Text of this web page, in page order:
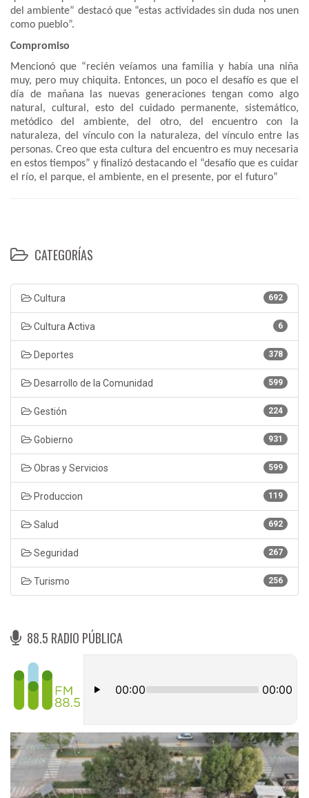
del ambiente” destacó que “estas actividades sin duda nos unen
como pueblo”.
Compromiso
Mencionó que “recién veíamos una familia y había una niña
muy, pero muy chiquita. Entonces, un poco el desafío es que el
día de mañana las nuevas generaciones tengan como algo
natural, cultural, esto del cuidado permanente, sistemático,
metódico del ambiente, del otro, del encuentro con la
naturaleza, del vínculo con la naturaleza, del vínculo entre las
personas. Creo que esta cultura del encuentro es muy necesaria
en estos tiempos” y finalizó destacando el “desafío que es cuidar
el río, el parque, el ambiente, en el presente, por el futuro”
CATEGORÍAS
692
Cultura
6
Cultura Activa
378
Deportes
599
Desarrollo de la Comunidad
224
Gestión
931
Gobierno
599
Obras y Servicios
119
Produccion
692
Salud
267
Seguridad
256
Turismo
88.5 RADIO PÚBLICA